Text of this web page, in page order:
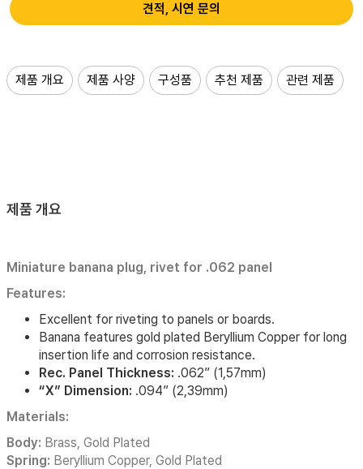
견적, 시연 문의
제품 개요 제품 사양 구성품 추천 제품 관련 제품
제품 개요
Miniature banana plug, rivet for .062 panel
Features:
Excellent for riveting to panels or boards.
Banana features gold plated Beryllium Copper for long
insertion life and corrosion resistance.
Rec. Panel Thickness: .062” (1,57mm)
“X” Dimension: .094” (2,39mm)
Materials:
Body: Brass, Gold Plated
Spring: Beryllium Copper, Gold Plated